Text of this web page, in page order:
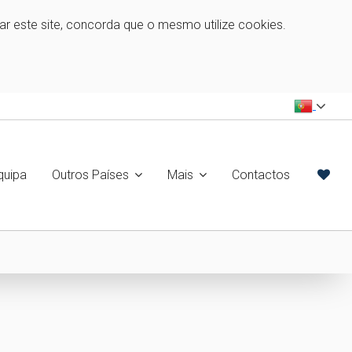
este site, concorda que o mesmo utilize cookies.
Outros Países Mais Contactos